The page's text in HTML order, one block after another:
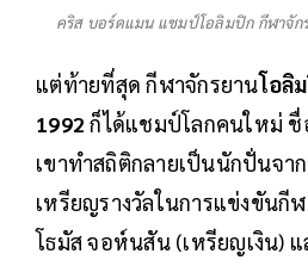
คริส บอร์ดแมน แชมป์โอลิมปิก กีฬาจัก
แต่ท้ายที่สุด กีฬาจักรยานโอลิ
1992 ก็ได้แชมป์โลกคนใหม่
เขาทำสถิติกลายเป็นนักปั่นจา
เหรียญรางวัลในการแข่งขันกี
โธมัส จอห์นสัน (เหรียญเงิน)